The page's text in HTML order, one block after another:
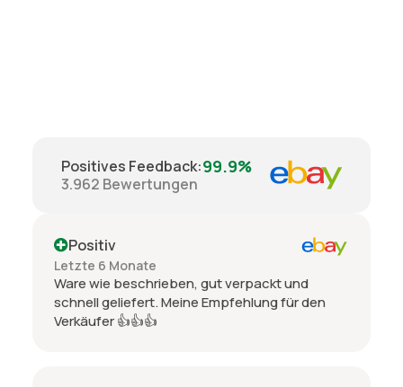
Positives Feedback:99.9%
3.962 Bewertungen
Positiv
Letzte 6 Monate
Ware wie beschrieben, gut verpackt und
schnell geliefert. Meine Empfehlung für den
Verkäufer 👍👍👍